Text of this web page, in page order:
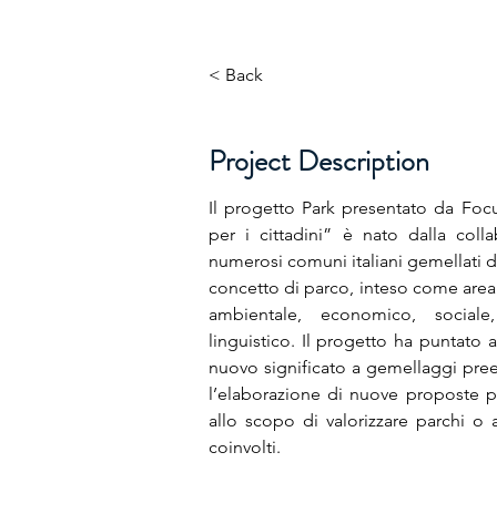
< Back
Project Description
Il progetto Park presentato da
per i cittadini” è nato dalla
numerosi comuni italiani gemellati
concetto di parco, inteso come
ambientale, economico,
linguistico. Il progetto ha puntato
nuovo significato a gemellaggi
l’elaborazione di nuove proposte
allo scopo di valorizzare parchi o
coinvolti.